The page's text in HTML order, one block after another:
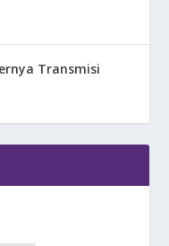
Transmisi